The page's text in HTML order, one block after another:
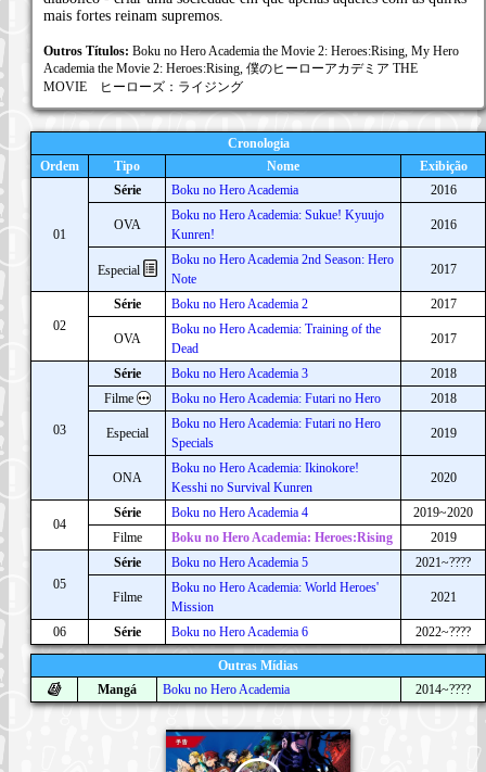
mais fortes reinam supremos.
Outros Títulos: Boku no Hero Academia the Movie 2: Heroes:Rising, My Hero
Academia the Movie 2: Heroes:Rising, 僕のヒーローアカデミア THE
MOVIE ヒーローズ：ライジング
Cronologia
Ordem
Tipo Nome Exibição
01
Série Boku no Hero Academia 2016
OVA
Boku no Hero Academia: Sukue! Kyuujo
Kunren!
2016
Especial
Boku no Hero Academia 2nd Season: Hero
Note
2017
02
Série Boku no Hero Academia 2 2017
OVA
Boku no Hero Academia: Training of the
Dead
2017
03
Série Boku no Hero Academia 3
2018
Filme
Boku no Hero Academia: Futari no Hero 2018
Especial
Boku no Hero Academia: Futari no Hero
Specials
2019
ONA
Boku no Hero Academia: Ikinokore!
Kesshi no Survival Kunren
2020
04
Série Boku no Hero Academia 4
2019~2020
Filme
Boku no Hero Academia: Heroes:Rising 2019
05
Série Boku no Hero Academia 5 2021~????
Filme
Boku no Hero Academia: World Heroes'
Mission
2021
06 Série Boku no Hero Academia 6 2022~????
Outras Mídias
Mangá
Boku no Hero Academia 2014~????